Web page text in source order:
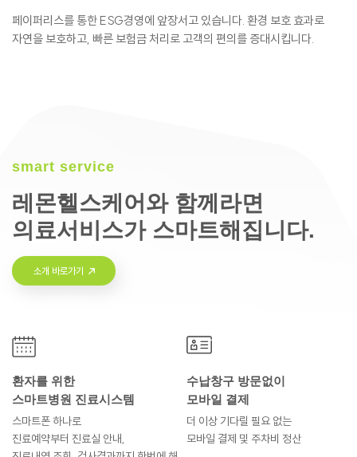
페이퍼리스를 통한 ESG경영에 앞장서고 있습니다. 환경 보호 효과로
자연을 보호하고, 빠른 보험금 처리로 고객의 편의를 증대시킵니다.
smart service
레몬헬스케어와 함께라면
의료서비스가 스마트해집니다.
소개 바로가기
환자를 위한
스마트병원 진료시스템
스마트폰 하나로
진료예약부터 진료실 안내,
수납창구 방문없이
모바일 결제
더 이상 기다릴 필요 없는
모바일 결제 및 주차비 정산